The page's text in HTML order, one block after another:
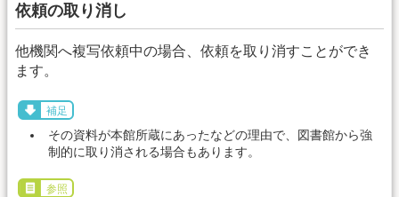
依頼の取り消し
他機関へ複写依頼中の場合、依頼を取り消すことができ
ます。
補足
その資料が本館所蔵にあったなどの理由で、図書館から強
制的に取り消される場合もあります。
参照